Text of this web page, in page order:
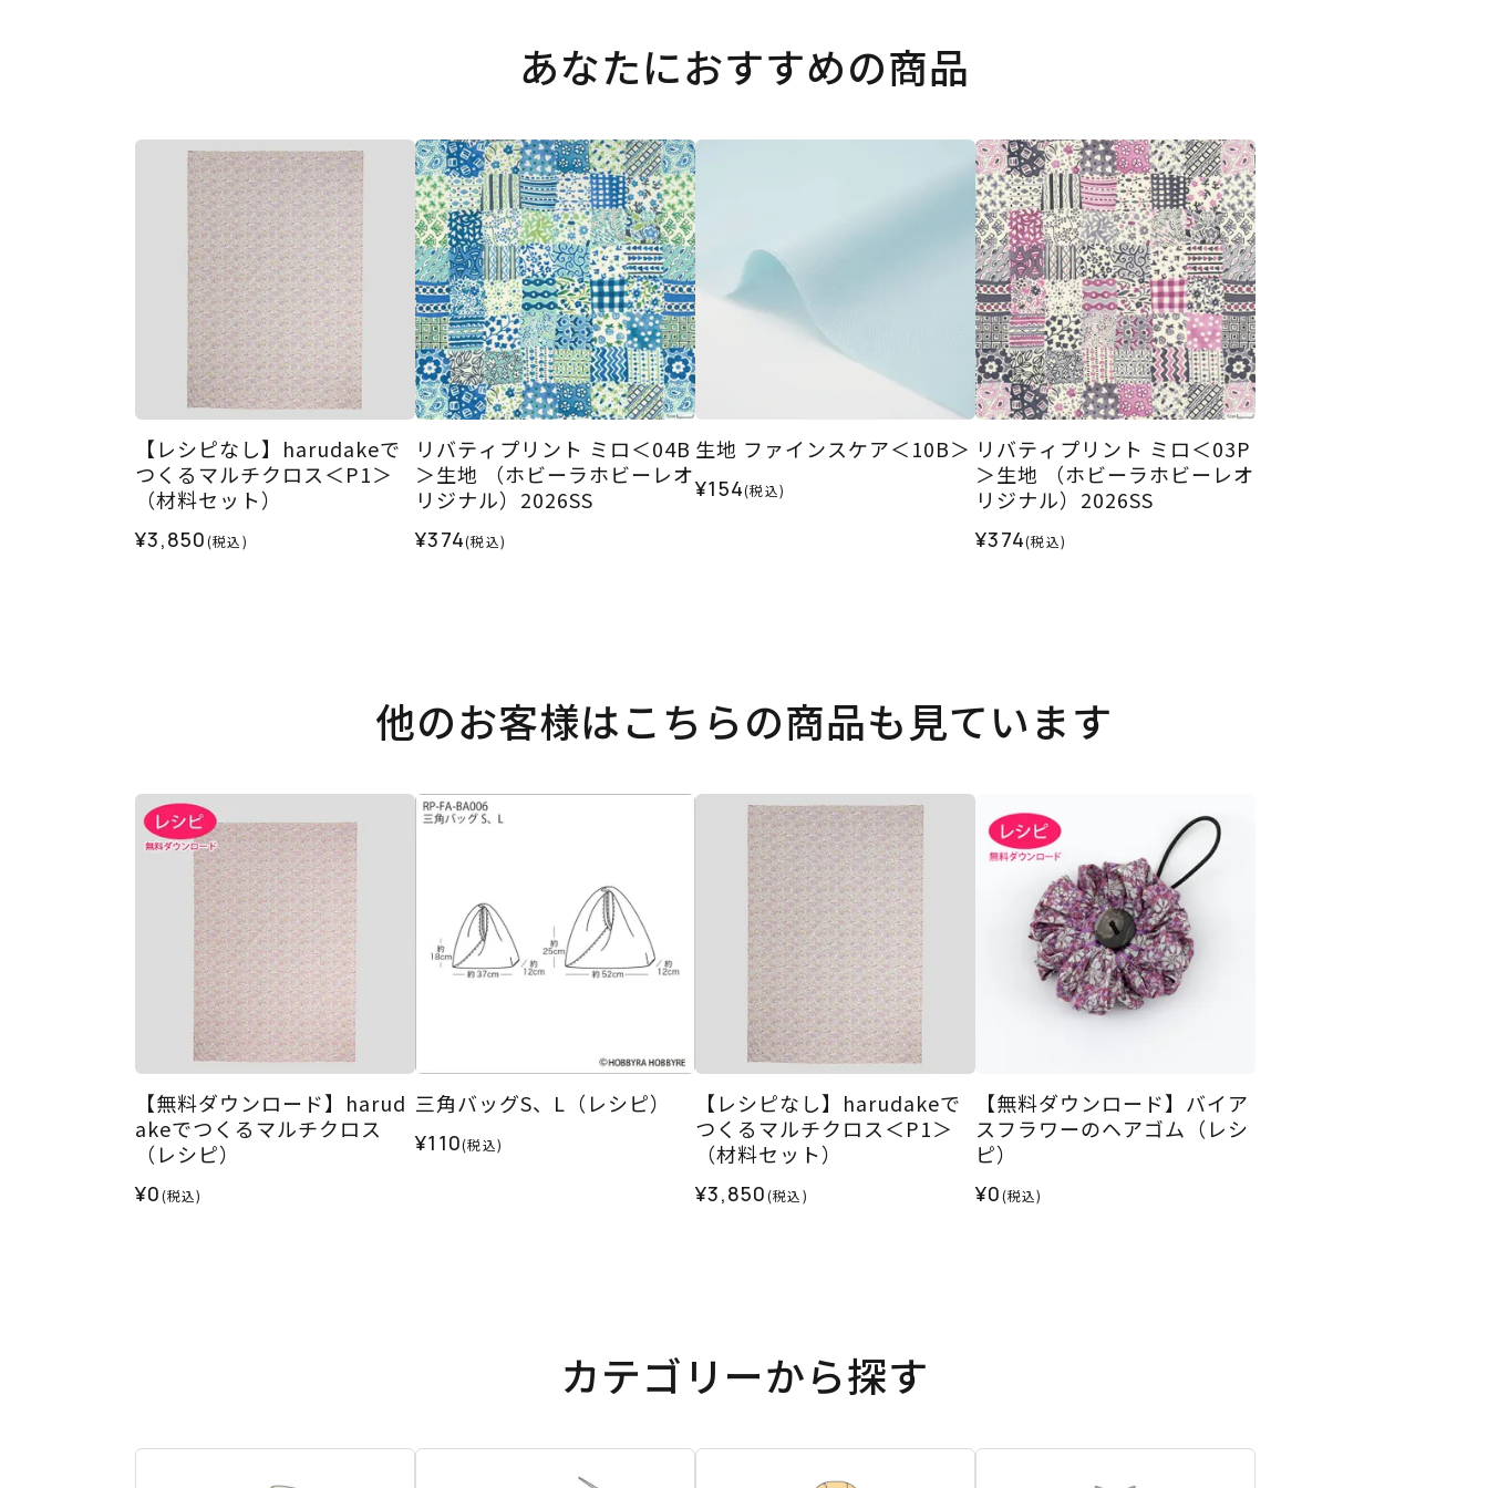
あなたにおすすめの商品
【レシピなし】harudakeで
つくるマルチクロス＜P1＞
（材料セット）
¥3,850(税込)
リバティプリント ミロ＜04B
＞生地 （ホビーラホビーレオ
リジナル）2026SS
¥374(税込)
生地 ファインスケア＜10B＞
¥154(税込)
リバティプリント ミロ＜03P
＞生地 （ホビーラホビーレオ
リジナル）2026SS
¥374(税込)
他のお客様はこちらの商品も見ています
【無料ダウンロード】harud
akeでつくるマルチクロス
（レシピ）
¥0(税込)
三角バッグS、L（レシピ）
¥110(税込)
【レシピなし】harudakeで
つくるマルチクロス＜P1＞
（材料セット）
¥3,850(税込)
【無料ダウンロード】バイア
スフラワーのヘアゴム（レシ
ピ）
¥0(税込)
カテゴリーから探す